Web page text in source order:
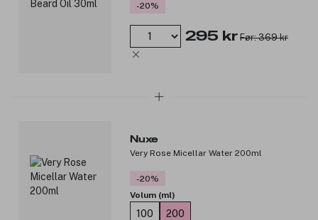
-20%
295 kr Før: 369 kr
Nuxe
Very Rose Micellar Water 200ml
-20%
Volum (ml)
100 200